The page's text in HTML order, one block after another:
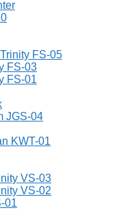
FS-05
FS-03
FS-01
JGS-04
KWT-01
VS-03
VS-02
01